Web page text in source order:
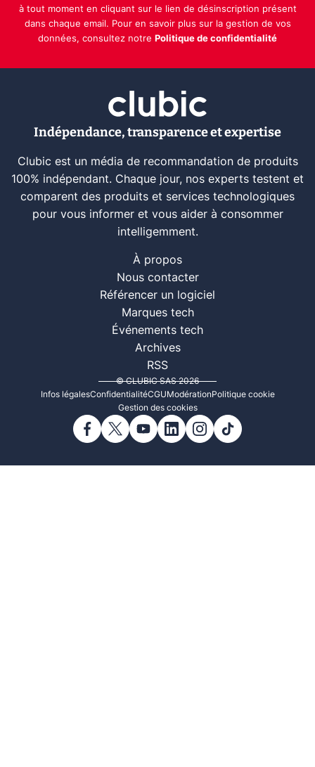
à tout moment en cliquant sur le lien de désinscription présent
dans chaque email. Pour en savoir plus sur la gestion de vos
données, consultez notre Politique de confidentialité
Indépendance, transparence et expertise
Clubic est un média de recommandation de produits
100% indépendant. Chaque jour, nos experts testent et
comparent des produits et services technologiques
pour vous informer et vous aider à consommer
intelligemment.
À propos
Nous contacter
Référencer un logiciel
Marques tech
Événements tech
Archives
RSS
© CLUBIC SAS 2026
Infos légalesConfidentialitéCGUModérationPolitique cookie
Gestion des cookies